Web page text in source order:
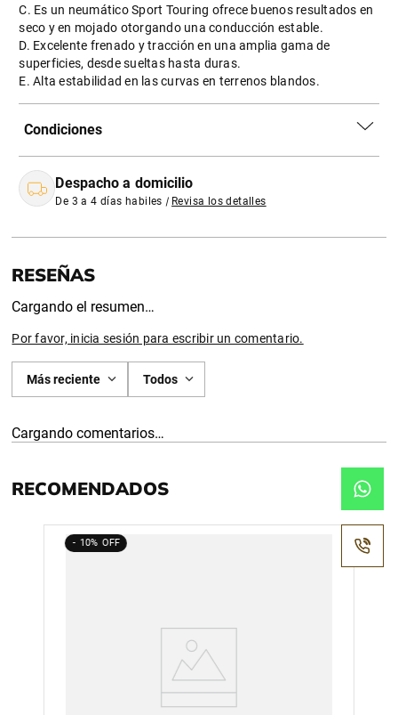
C. Es un neumático Sport Touring ofrece buenos resultados en
seco y en mojado otorgando una conducción estable.
D. Excelente frenado y tracción en una amplia gama de
superficies, desde sueltas hasta duras.
E. Alta estabilidad en las curvas en terrenos blandos.
Condiciones
Despacho a domicilio
De 3 a 4 días habiles | Revisa los detalles
Cargando el resumen…
Por favor, inicia sesión para escribir un comentario.
Más reciente Todos
Cargando comentarios…
RECOMENDADOS
10%